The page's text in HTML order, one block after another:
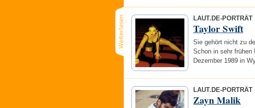
LAUT.DE-PORTRÄT
Taylor Swift
Sie gehört nicht zu
Schon in sehr frühen
Dezember 1989 in
LAUT.DE-PORTRÄT
Zayn Malik